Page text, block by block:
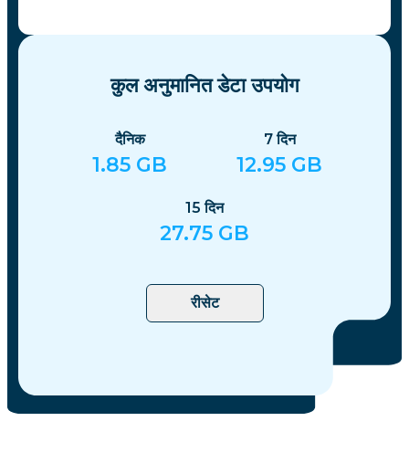
कुल अनुमानित डेटा उपयोग
दैनिक
1.85 GB
7दिन
12.95 GB
15दिन
27.75 GB
रीसेट